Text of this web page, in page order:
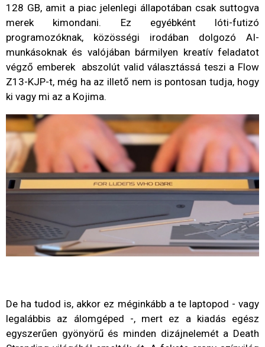
128 GB, amit a piac jelenlegi állapotában csak suttogva
merek kimondani. Ez egyébként lóti-futizó
programozóknak, közösségi irodában dolgozó AI-
munkásoknak és valójában bármilyen kreatív feladatot
végző emberek abszolút valid választássá teszi a Flow
Z13-KJP-t, még ha az illető nem is pontosan tudja, hogy
ki vagy mi az a Kojima.
De ha tudod is, akkor ez méginkább a te laptopod - vagy
legalábbis az álomgéped -, mert ez a kiadás egész
egyszerűen gyönyörű és minden dizájnelemét a Death